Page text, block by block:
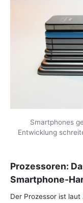
Smartphones
Entwicklung
Prozessoren:
Smartphone-
Der Prozessor ist laut